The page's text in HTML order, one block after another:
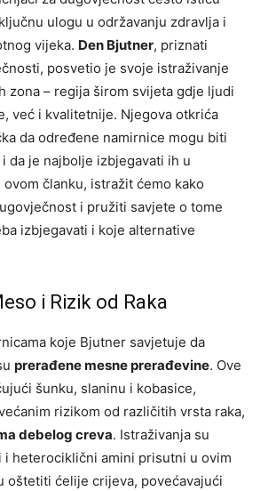
ulogu u održavanju zdravlja i
vijeka. Den Bjutner, priznati
posvetio je svoje istraživanje
zona – regija širom svijeta gdje ljudi
već i kvalitetnije. Njegova otkrića
da određene namirnice mogu biti
da je najbolje izbjegavati ih u
članku, istražit ćemo kako
i pružiti savjete o tome
izbjegavati i koje alternative
i Rizik od Raka
koje Bjutner savjetuje da
prerađene mesne prerađevine. Ove
šunku, slaninu i kobasice,
rizikom od različitih vrsta raka,
debelog creva. Istraživanja su
i heterociklični amini prisutni u ovim
oštetiti ćelije crijeva, povećavajući